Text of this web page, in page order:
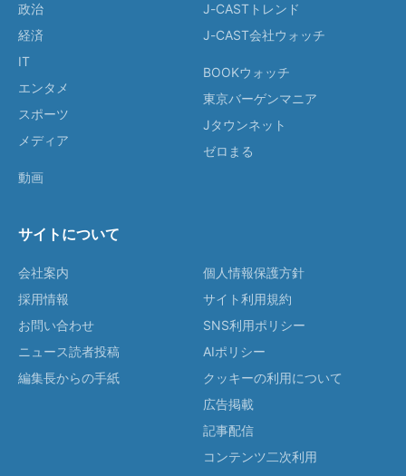
政治
経済
IT
エンタメ
スポーツ
メディア
動画
J-CASTトレンド
J-CAST会社ウォッチ
BOOKウォッチ
東京バーゲンマニア
Jタウンネット
ゼロまる
サイトについて
会社案内
採用情報
お問い合わせ
ニュース読者投稿
編集長からの手紙
個人情報保護方針
サイト利用規約
SNS利用ポリシー
AIポリシー
クッキーの利用について
広告掲載
記事配信
コンテンツ二次利用